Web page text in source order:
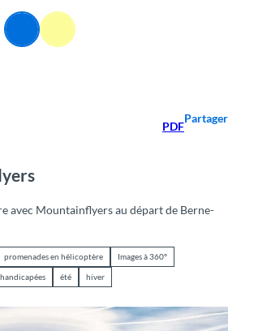
Menu
PDF
Partager
avec Mountainflyers au départ de Berne-
promenades en hélicoptère Images à 360°
été hiver